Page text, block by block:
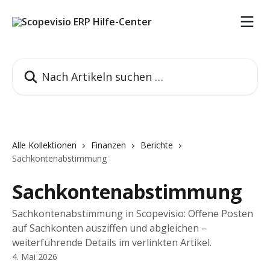
Alle Kollektionen Finanzen
Berichte
Sachkontenabstimmung
Sachkontenabstimmung
Sachkontenabstimmung in Scopevisio: Offene Posten
auf Sachkonten ausziffen und abgleichen –
weiterführende Details im verlinkten Artikel.
4. Mai 2026